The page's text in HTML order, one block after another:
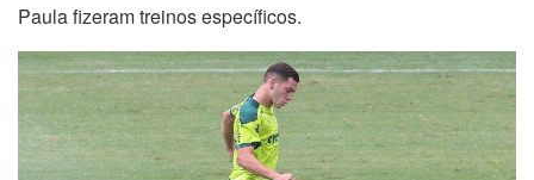
Paula fizeram treinos específicos.